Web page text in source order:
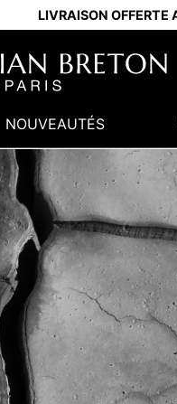
LIVRAISON OFFERTE
NOUVEAUTÉS